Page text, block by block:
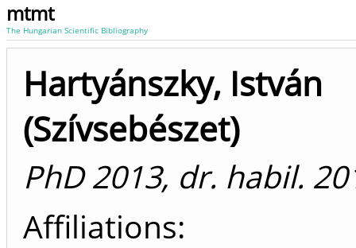
mtmt
The Hungarian Scientific Bibliography
Hartyánszky, István
(Szívsebészet)
PhD 2013, dr. habil.
Affiliations